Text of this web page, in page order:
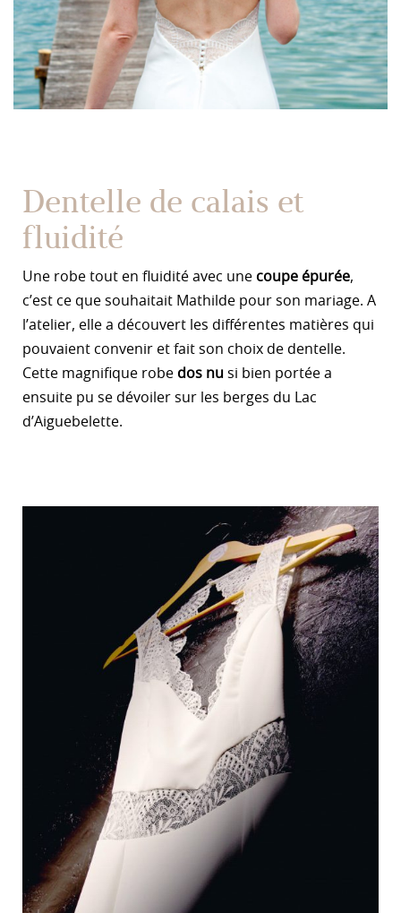
Dentelle de calais et
fluidité
Une robe tout en fluidité avec une coupe épurée,
c’est ce que souhaitait Mathilde pour son mariage. A
l’atelier, elle a découvert les différentes matières qui
pouvaient convenir et fait son choix de dentelle.
Cette magnifique robe dos nu si bien portée a
ensuite pu se dévoiler sur les berges du Lac
d’Aiguebelette.